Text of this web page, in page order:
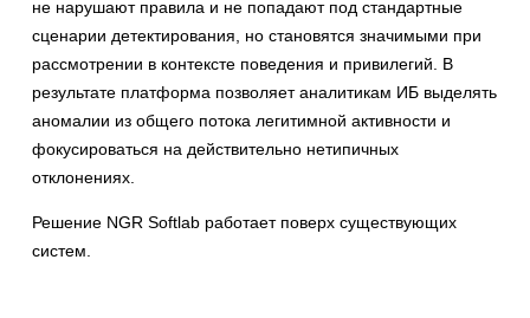
не нарушают правила и не попадают под стандартные
сценарии детектирования, но становятся значимыми при
рассмотрении в контексте поведения и привилегий. В
результате платформа позволяет аналитикам ИБ выделять
аномалии из общего потока легитимной активности и
фокусироваться на действительно нетипичных
отклонениях.
Решение NGR Softlab работает поверх существующих
систем.